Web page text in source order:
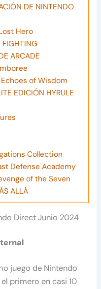
DE NINTENDO
Hero
ARCADE
of Wisdom
EDICIÓN HYRULE
Collection
Defense Academy
of the Seven
ALLÁ
Direct Junio 2024
juego de Nintendo
primero en casi 10